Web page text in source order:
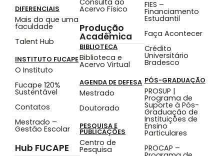
DIFERENCIAIS
Mais do que uma
faculdade
Talent Hub
INSTITUTO FUCAPE
O Instituto
Fucape 120%
Sustentável
Contatos
Mestrado –
Gestão Escolar
Hub FUCAPE
Acervo Físico
Produção
Acadêmica
BIBLIOTECA
Biblioteca e
Acervo Virtual
AGENDA DE DEFESA
Mestrado
Doutorado
PESQUISA E
PUBLICAÇÕES
Centro de
Pesquisa
FIES –
Financiamento
Estudantil
Faça Acontecer
Crédito
Universitário
Bradesco
PÓS-GRADUAÇÃO
PROSUP |
Programa de
Suporte à Pós-
Graduação de
Instituições de
Ensino
Particulares
PROCAP –